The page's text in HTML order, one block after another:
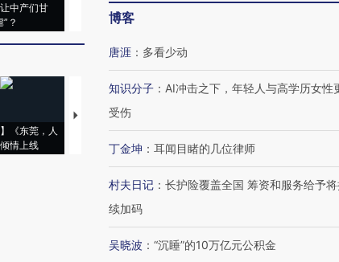
中产们甘
？
粒摇头丸 尿检体内含3种
《东莞，人
情上线
【推广】走进第四届链博
会，让数智科技“链”接产
【特别呈现】寻找100种
有意思的生活方式·第三对
博客
唐涯 ： 多看少动
知识分子 ： AI冲击之下，年轻人与高学历女性
受伤
丁金坤 ： 耳闻目睹的几位律师
村夫日记 ： 长护险覆盖全国 筹资和服务给予
续加码
吴晓波 ： “沉睡”的10万亿元公积金